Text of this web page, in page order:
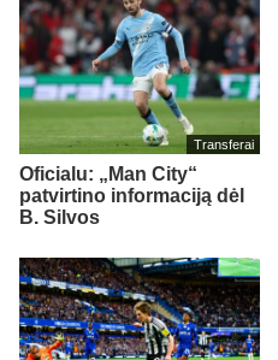
Transferai
Oficialu: „Man City“
patvirtino informaciją dėl
B. Silvos